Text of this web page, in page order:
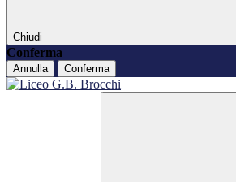
Chiudi
Conferma
Annulla Conferma